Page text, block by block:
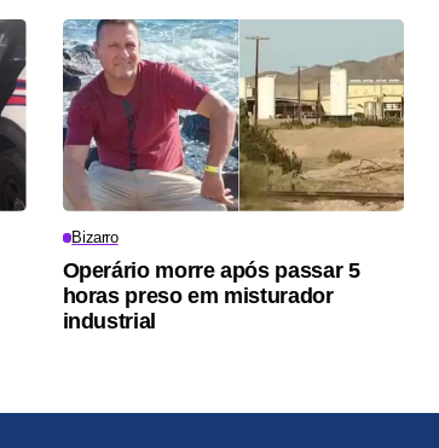
Bizarro
Operário morre após passar 5
horas preso em misturador
industrial